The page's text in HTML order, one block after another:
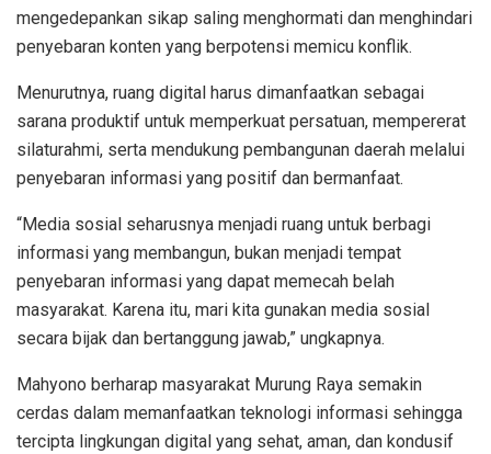
mengedepankan sikap saling menghormati dan menghindari
penyebaran konten yang berpotensi memicu konflik.
Menurutnya, ruang digital harus dimanfaatkan sebagai
sarana produktif untuk memperkuat persatuan, mempererat
silaturahmi, serta mendukung pembangunan daerah melalui
penyebaran informasi yang positif dan bermanfaat.
“Media sosial seharusnya menjadi ruang untuk berbagi
informasi yang membangun, bukan menjadi tempat
penyebaran informasi yang dapat memecah belah
masyarakat. Karena itu, mari kita gunakan media sosial
secara bijak dan bertanggung jawab,” ungkapnya.
Mahyono berharap masyarakat Murung Raya semakin
cerdas dalam memanfaatkan teknologi informasi sehingga
tercipta lingkungan digital yang sehat, aman, dan kondusif